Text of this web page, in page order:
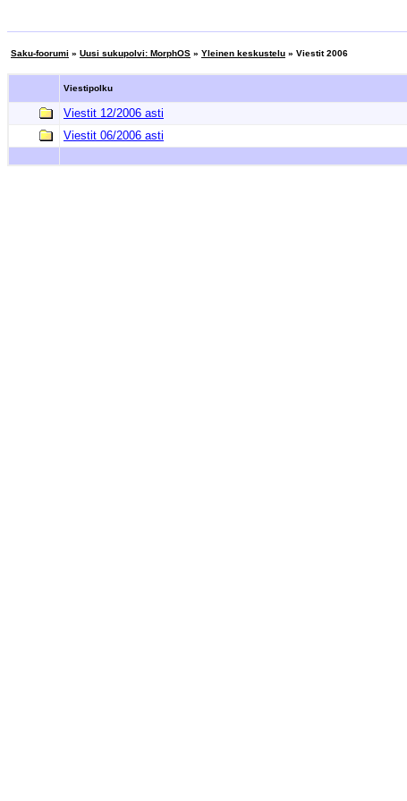
Saku-foorumi » Uusi sukupolvi: MorphOS » Yleinen keskustelu » Viestit 2006
Viestipolku
Viestit 12/2006 asti
Viestit 06/2006 asti